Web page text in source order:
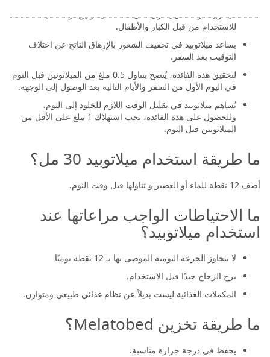
للاستخدام من قبل الكبار والأطفال.
يساعد ميلاتوبيد في تخفيف الشعور بالإرهاق الناتج عن اختلاف
التوقيت بعد السفر.
لتحقيق هذه الفائدة، يُنصح بتناول 0.5 ملغ من الميلاتونين قبل النوم
في اليوم الأول من السفر والأيام التالية بعد الوصول إلى الوجهة.
يُساهم ميلاتوبيد في تقليل الوقت اللازم للخلود إلى النوم.
وللحصول على هذه الفائدة، يجب استهلاك 1 ملغ على الأقل من
الميلاتونين قبل النوم.
ما طريقة استخدام ميلاتوبيد 30 مل؟
أضف 12 نقطة للماء أو العصير و تناولها قبل وقت النوم.
ما الاحتياطات الواجب مراعاتها عند
استخدام ميلاتوبيد؟
لا تتجاوز الجرعة اليومية الموصى بها بـ 12 نقطة يوميًا
يرج الزجاج جيدًا قبل الاستخدام.
المكملات الغذائية ليست بديلاً عن نظام غذائي طبيعي ومتوازن.
ما طريقة تخزين Melatobed؟
يحفظ في درجة حرارة مناسبة.